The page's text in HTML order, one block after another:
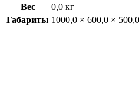
Вес
0,0 кг
Габариты 1000,0 × 600,0 ×